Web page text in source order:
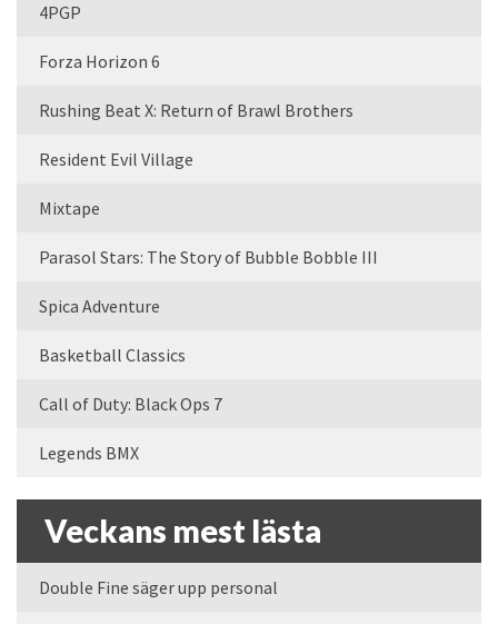
4PGP
Forza Horizon 6
Rushing Beat X: Return of Brawl Brothers
Resident Evil Village
Mixtape
Parasol Stars: The Story of Bubble Bobble III
Spica Adventure
Basketball Classics
Call of Duty: Black Ops 7
Legends BMX
Veckans mest lästa
Double Fine säger upp personal